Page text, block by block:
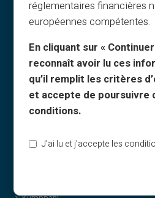
Oikeudelliset tiedot
Tietosuoja
Käyttöehdot
UKK
Oppaat
Suosittelu-ehdot
Lahjakortit
réglementaires financières
européennes compétentes.
En cliquant sur «
reconnaît avoir lu ces
qu’il remplit les critères
et accepte de poursuivre
conditions.
J’ai lu et j’accepte les